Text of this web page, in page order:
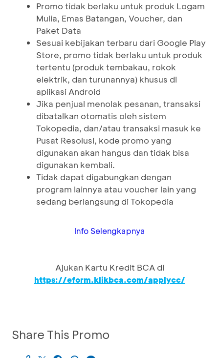
Promo tidak berlaku untuk produk Logam
Mulia, Emas Batangan, Voucher, dan
Paket Data
Sesuai kebijakan terbaru dari Google Play
Store, promo tidak berlaku untuk produk
tertentu (produk tembakau, rokok
elektrik, dan turunannya) khusus di
aplikasi Android
Jika penjual menolak pesanan, transaksi
dibatalkan otomatis oleh sistem
Tokopedia, dan/atau transaksi masuk ke
Pusat Resolusi, kode promo yang
digunakan akan hangus dan tidak bisa
digunakan kembali.
Tidak dapat digabungkan dengan
program lainnya atau voucher lain yang
sedang berlangsung di Tokopedia
Info Selengkapnya
Ajukan Kartu Kredit BCA di
https://eform.klikbca.com/applycc/
Share This Promo